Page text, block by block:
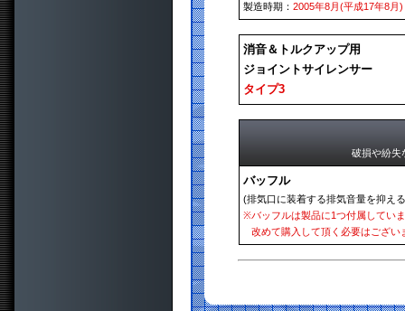
製造時期：2005年8月(平成17年8月)
消音＆トルクアップ用
ジョイントサイレンサー
タイプ3
破損や紛失
バッフル
(排気口に装着する排気音量を抑え
※バッフルは製品に1つ付属してい
改めて購入して頂く必要はござい